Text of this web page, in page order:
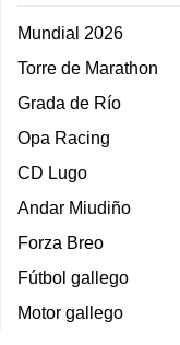
Mundial 2026
Torre de Marathon
Grada de Río
Opa Racing
CD Lugo
Andar Miudiño
Forza Breo
Fútbol gallego
Motor gallego